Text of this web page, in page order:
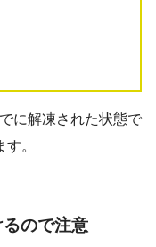
に解凍された状態で
。
ので注意